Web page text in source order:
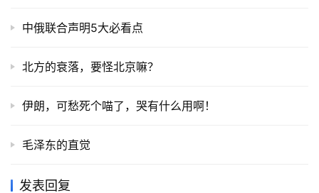
中俄联合声明5大必看点
北方的衰落，要怪北京嘛？
伊朗，可愁死个喵了，哭有什么用啊！
毛泽东的直觉
发表回复